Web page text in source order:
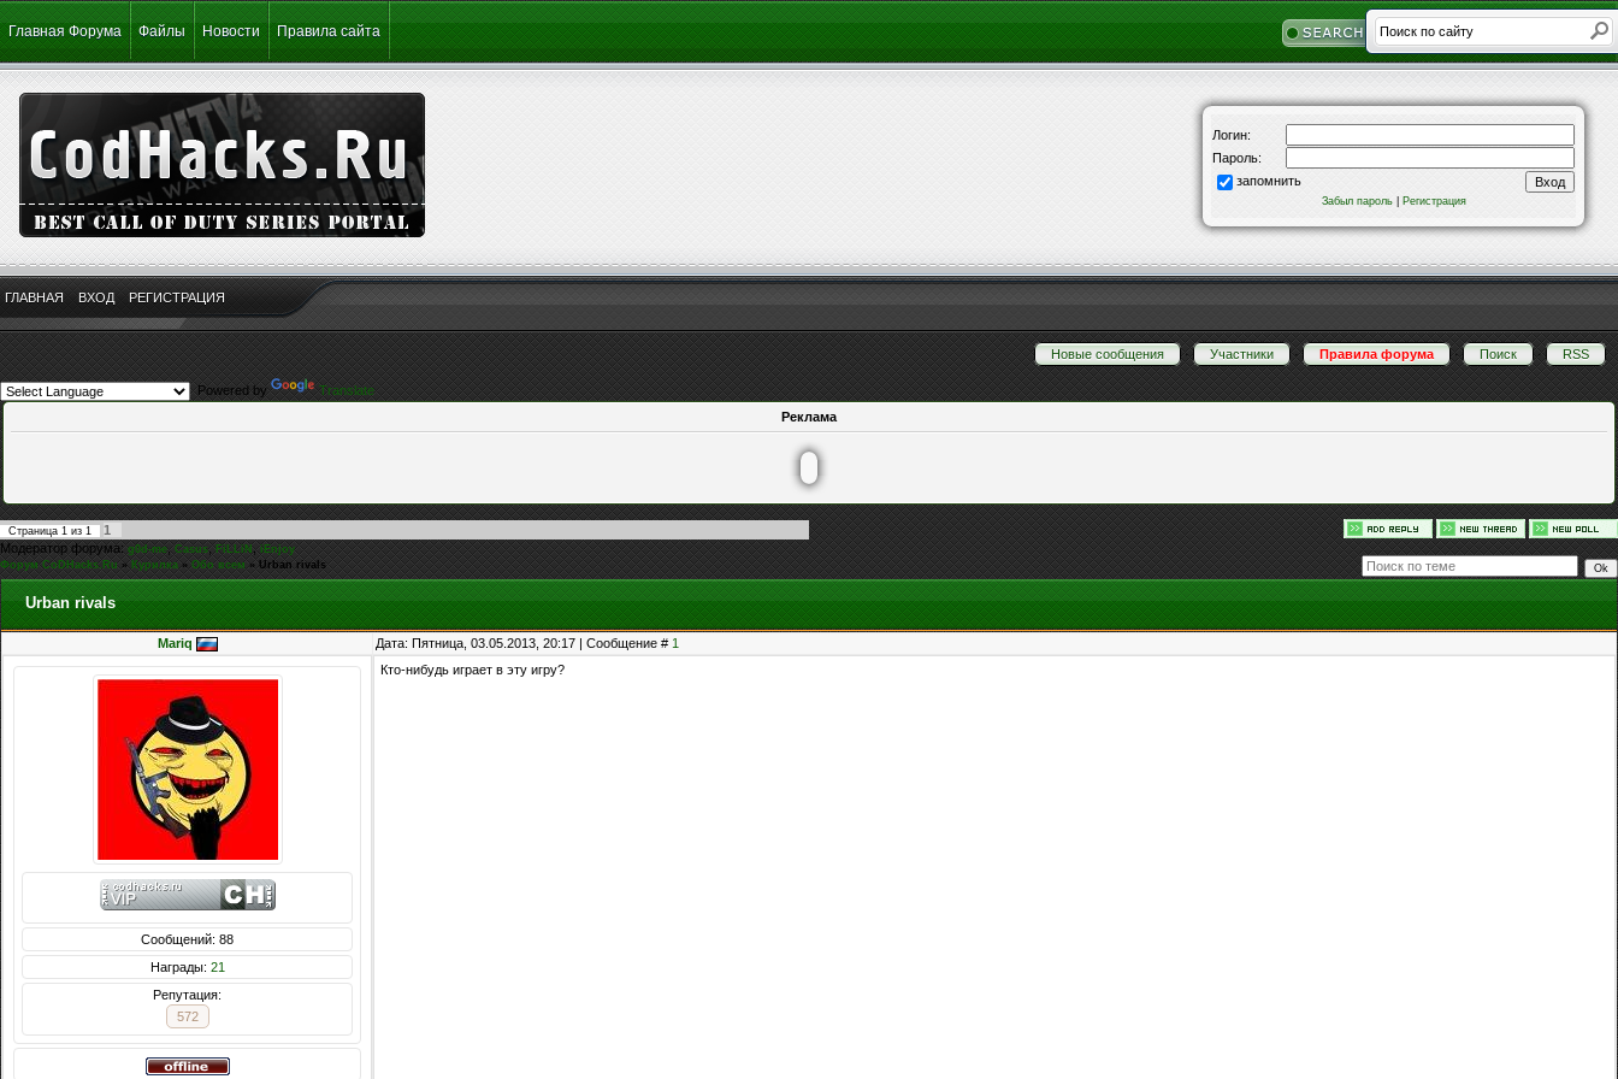
Главная Форума Файлы Новости Правила сайта
ГЛАВНАЯ ВХОД РЕГИСТРАЦИЯ
Логин:
Пароль:
запомнить
Забыл пароль| Регистрация
Новые сообщения · Участники · Правила форума · Поиск · RSS
Powered by
Translate
Реклама
Страница 1 из 1
1
Модератор форума:g0d-me,Casus, FiLLiN,iEnjoy
Форум CoDHacks.Ru » Курилка » Обо всем » Urban rivals
Urban rivals
Mariq Дата: Пятница, 03.05.2013, 20:17 | Сообщение # 1
Сообщений: 88
Награды: 21
Репутация:
572
Кто-нибудь играет в эту игру?